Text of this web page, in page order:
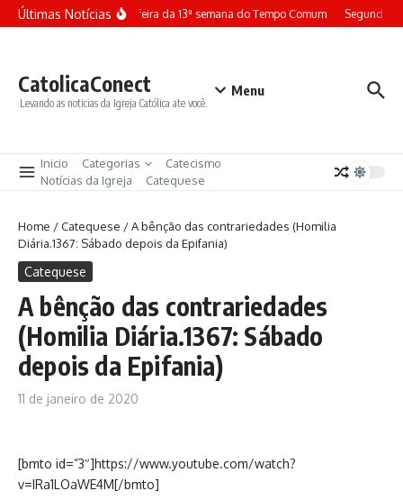
Ir para o conteúdo
Últimas NotíciasTerça-feira da 13ª semana do Tempo Comum Segunda-
CatolicaConect
Levando as noticias da Igreja Católica ate você.
Menu
Inicio Categorias
Catecismo
Notícias da Igreja
Catequese
Home /Catequese /A bênção das contrariedades (Homilia
Diária.1367: Sábado depois da Epifania)
Catequese
A bênção das contrariedades
(Homilia Diária.1367: Sábado
depois da Epifania)
11 de janeiro de 2020
[bmto id=”3″]https://www.youtube.com/watch?
v=IRa1LOaWE4M[/bmto]